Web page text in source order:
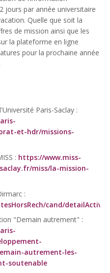
jours par année universitaire
Quelle que soit la
de mission ainsi que les
la plateforme en ligne
pour la prochaine année
Paris-Saclay :
et-hdr/missions-
: https://www.miss-
miss/la-mission-
:
cand/
"Demain autrement" :
autrement-les-
soutenable